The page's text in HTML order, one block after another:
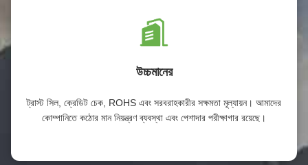
উচ্চমানের
ট্রাস্ট সিল, ক্রেডিট চেক, ROHS এবং সরবরাহকারীর সক্ষমতা মূল্যায়ন। আমাদের
কোম্পানিতে কঠোর মান নিয়ন্ত্রণ ব্যবস্থা এবং পেশাদার পরীক্ষাগার রয়েছে।